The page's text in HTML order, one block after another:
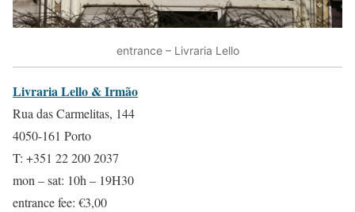
entrance – Livraria Lello
Livraria Lello & Irmão
Rua das Carmelitas, 144
4050-161 Porto
T: +351 22 200 2037
mon – sat: 10h – 19H30
entrance fee: €3,00